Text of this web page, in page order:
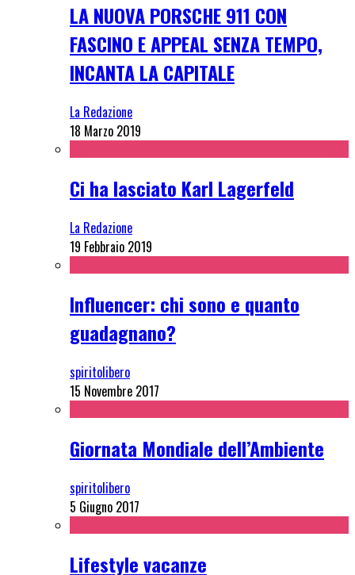
LA NUOVA PORSCHE 911 CON
FASCINO E APPEAL SENZA TEMPO,
INCANTA LA CAPITALE
La Redazione
18 Marzo 2019
Ci ha lasciato Karl Lagerfeld
La Redazione
19 Febbraio 2019
Influencer: chi sono e quanto
guadagnano?
spiritolibero
15 Novembre 2017
Giornata Mondiale dell’Ambiente
spiritolibero
5 Giugno 2017
Lifestyle vacanze